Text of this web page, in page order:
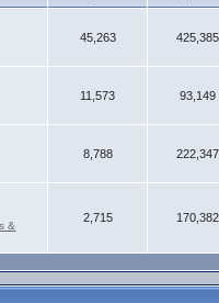
45,263 425,385
11,573 93,149
8,788 222,347
&
2,715 170,382